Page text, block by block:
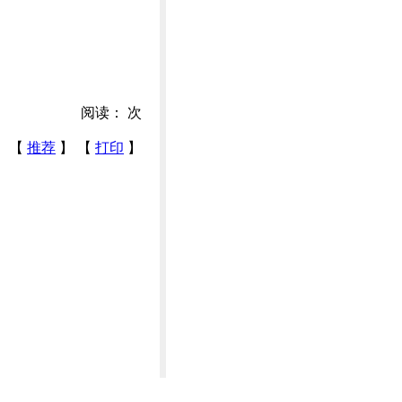
阅读： 次
【 推荐 】 【 打印 】